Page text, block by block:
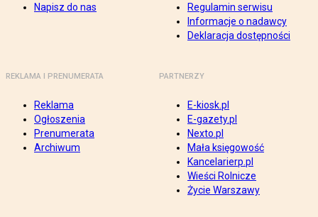
Napisz do nas
Regulamin serwisu
Informacje o nadawcy
Deklaracja dostępności
REKLAMA I PRENUMERATA
Reklama
Ogłoszenia
Prenumerata
Archiwum
PARTNERZY
E-kiosk.pl
E-gazety.pl
Nexto.pl
Mała księgowość
Kancelarierp.pl
Wieści Rolnicze
Życie Warszawy